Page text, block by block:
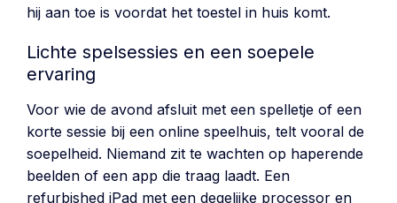
hij aan toe is voordat het toestel in huis komt.
Lichte spelsessies en een soepele
ervaring
Voor wie de avond afsluit met een spelletje of een
korte sessie bij een online speelhuis, telt vooral de
soepelheid. Niemand zit te wachten op haperende
beelden of een app die traag laadt. Een
refurbished iPad met een degelijke processor en